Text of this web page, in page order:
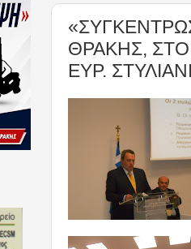
ΘΡΑΚΗΣ, ΣΤΟ
ΕΥΡ.